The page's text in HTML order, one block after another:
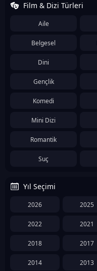
Film & Dizi Türleri
Aile
Belgesel
Dini
Gençlik
Komedi
Mini Dizi
Romantik
Suç
Yıl Seçimi
2026 2025
2022 2021
2018 2017
2014 2013